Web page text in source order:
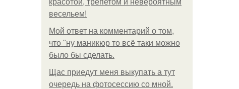
красотой, трепетом и невероятным
весельем!
Мой ответ на комментарий о том,
что "ну маникюр то всё таки можно
было бы сделать.
Щас приедут меня выкупать а тут
очередь на фотосессию со мной.